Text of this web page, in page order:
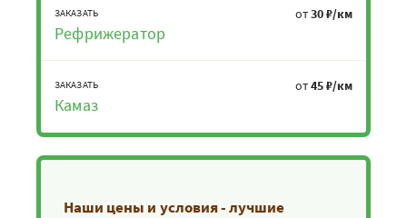
ЗАКАЗАТЬ
Рефрижератор
от30 ₽/км
ЗАКАЗАТЬ
Камаз
от45 ₽/км
Наши цены и условия - лучшие